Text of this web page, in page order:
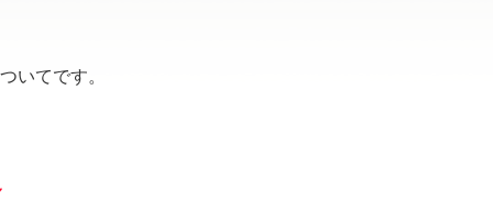
いてです。